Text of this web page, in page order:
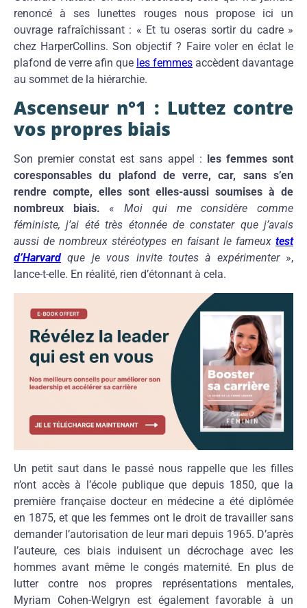
renoncé à ses lunettes rouges nous propose ici un
ouvrage rafraîchissant : « Et tu oseras sortir du cadre »
chez HarperCollins. Son objectif ? Faire voler en éclat le
plafond de verre afin que les femmes accèdent davantage
au sommet de la hiérarchie.
Ascenseur n°1 : Luttez contre
vos propres biais
Son premier constat est sans appel :
les femmes sont
coresponsables du plafond de verre, car, sans s’en
rendre compte, elles sont elles-aussi soumises à de
nombreux biais. «Moi qui me considère comme
féministe, j’ai été très étonnée de constater que j’avais
aussi de nombreux stéréotypes en faisant le fameux test
d’Harvard que je vous invite toutes à expérimenter »,
lance-t-elle. En réalité, rien d’étonnant à cela.
Un petit saut dans le passé nous rappelle que les filles
n’ont accès à l’école publique que depuis 1850, que la
première française docteur en médecine a été diplômée
en 1875, et que les femmes ont le droit de travailler sans
demander l’autorisation de leur mari depuis 1965. D’après
l’auteure, ces biais induisent un décrochage avec les
hommes avant même le congés maternité. En plus de
lutter contre nos propres représentations mentales,
Myriam Cohen-Welgryn est également favorable à un